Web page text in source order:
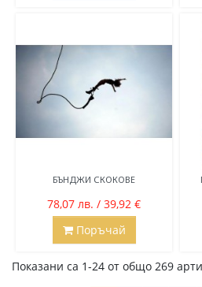
БЪНДЖИ СКОКОВЕ
78,07 лв. / 39,92 €
Поръчай
Показани са 1-24 от общо 269